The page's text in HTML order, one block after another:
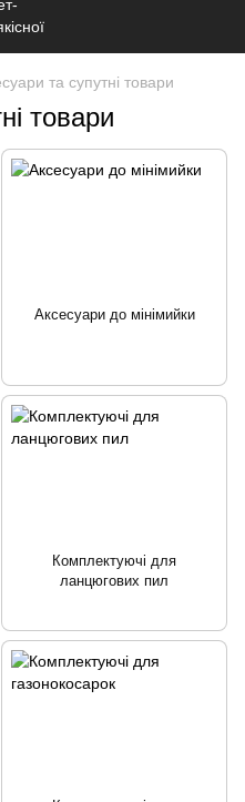
та супутні товари
товари
Аксесуари до мінімийки
Комплектуючі для
ланцюгових пил